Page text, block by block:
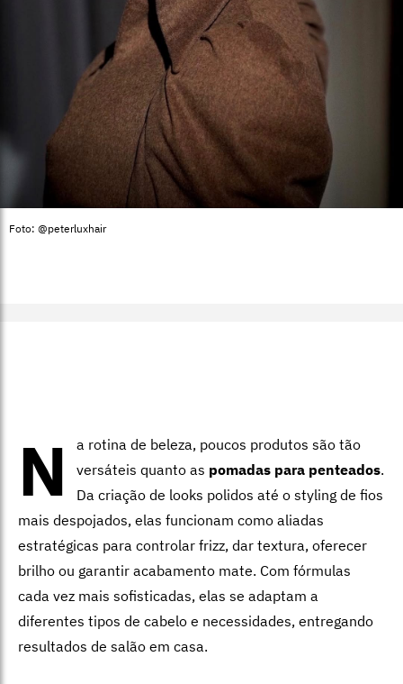
Foto: @peterluxhair
N
a rotina de beleza, poucos produtos são tão
versáteis quanto as pomadas para penteados.
Da criação de looks polidos até o styling de fios
mais despojados, elas funcionam como aliadas
estratégicas para controlar frizz, dar textura, oferecer
brilho ou garantir acabamento mate. Com fórmulas
cada vez mais sofisticadas, elas se adaptam a
diferentes tipos de cabelo e necessidades, entregando
resultados de salão em casa.